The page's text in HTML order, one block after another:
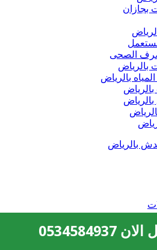
بجازان
الصحى
بالرياض
بالرياض
0534584937